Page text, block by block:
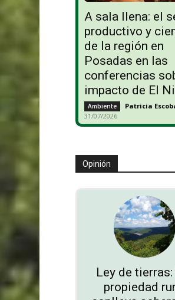
A sala llena: el
productivo y
de la región en
Posadas en las
conferencias
impacto de El
Ambiente Patricia
31/07/2026
Opinión
Ley de tierras:
propiedad